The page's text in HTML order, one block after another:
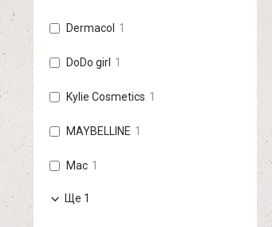
Dermacol 1
DoDo girl 1
Kylie Cosmetics 1
MAYBELLINE 1
Mac 1
Ще 1